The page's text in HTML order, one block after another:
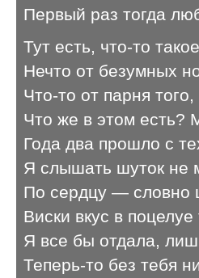
Первый раз тогда
Тут есть, что-то
Нечто от безумных
Что-то от парня
Что же в этом
Года два прошло с
Я слышать шуток не
По сердцу — словно
Виски вкус в
Я все бы отдала,
Теперь-то без тебя